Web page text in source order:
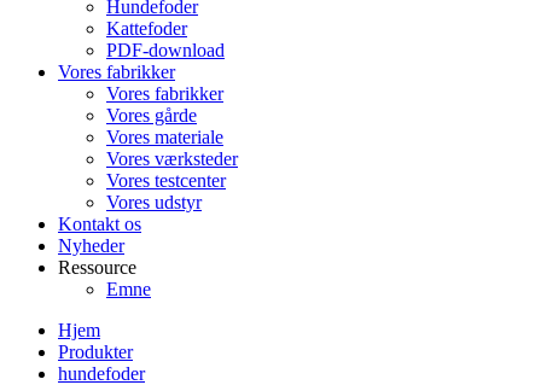
Hundefoder
Kattefoder
PDF-download
Vores fabrikker
Vores fabrikker
Vores gårde
Vores materiale
Vores værksteder
Vores testcenter
Vores udstyr
Kontakt os
Nyheder
Ressource
Emne
Hjem
Produkter
hundefoder